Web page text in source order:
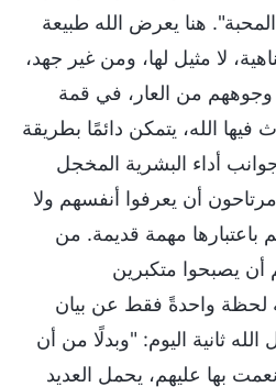
هنا يعرض الله طبيعة
لا مثيل لها، ومن غير جهد،
وجوههم من العار، في قمة
الله، يتمكن دائمًا بطريقة
أداء البشرية المخجل
أن يعرفوا أنفسهم ولا
باعتبارها مهمة قديمة. من
يصبحوا متكبرين
لحظة واحدةً فقط عن بيان
ثانية اليوم: "وبدلًا من أن
بها عليهم، يحمل العديد